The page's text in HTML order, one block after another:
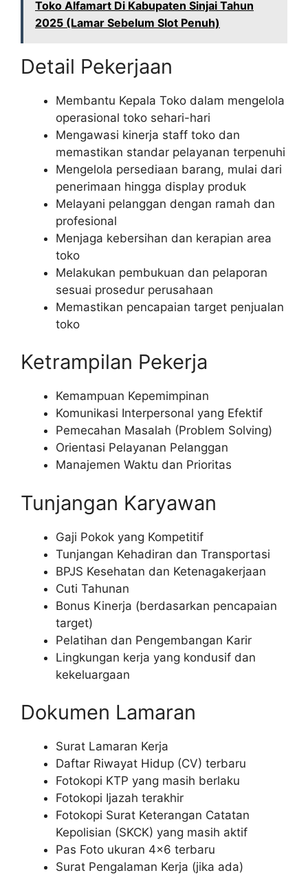
Toko Alfamart Di Kabupaten Sinjai Tahun
2025 (Lamar Sebelum Slot Penuh)
Detail Pekerjaan
Membantu Kepala Toko dalam mengelola
operasional toko sehari-hari
Mengawasi kinerja staff toko dan
memastikan standar pelayanan terpenuhi
Mengelola persediaan barang, mulai dari
penerimaan hingga display produk
Melayani pelanggan dengan ramah dan
profesional
Menjaga kebersihan dan kerapian area
toko
Melakukan pembukuan dan pelaporan
sesuai prosedur perusahaan
Memastikan pencapaian target penjualan
toko
Ketrampilan Pekerja
Kemampuan Kepemimpinan
Komunikasi Interpersonal yang Efektif
Pemecahan Masalah (Problem Solving)
Orientasi Pelayanan Pelanggan
Manajemen Waktu dan Prioritas
Tunjangan Karyawan
Gaji Pokok yang Kompetitif
Tunjangan Kehadiran dan Transportasi
BPJS Kesehatan dan Ketenagakerjaan
Cuti Tahunan
Bonus Kinerja (berdasarkan pencapaian
target)
Pelatihan dan Pengembangan Karir
Lingkungan kerja yang kondusif dan
kekeluargaan
Dokumen Lamaran
Surat Lamaran Kerja
Daftar Riwayat Hidup (CV) terbaru
Fotokopi KTP yang masih berlaku
Fotokopi Ijazah terakhir
Fotokopi Surat Keterangan Catatan
Kepolisian (SKCK) yang masih aktif
Pas Foto ukuran 4×6 terbaru
Surat Pengalaman Kerja (jika ada)